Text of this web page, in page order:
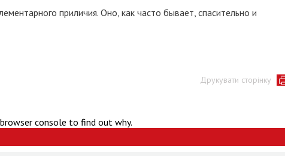
приличия. Оно, как часто бывает, спасительно и
Друкувати сторінку
console to find out why.